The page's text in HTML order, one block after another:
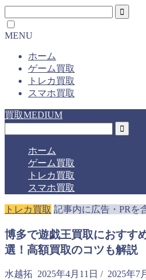
MENU
ホーム
ゲーム買取
トレカ買取
スマホ買取
買取MEDIUM
ホーム
ゲーム買取
トレカ買取
スマホ買取
トレカ買取 記事内に広告・PRを
博多で遊戯王買取におすす
選！高額買取のコツも解説
水越拓 2025年4月11日 / 2025年7